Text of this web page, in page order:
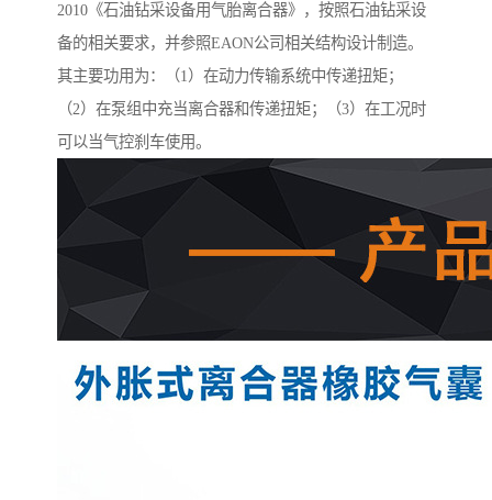
2010《石油钻采设备用气胎离合器》，按照石油钻采设
备的相关要求，并参照EAON公司相关结构设计制造。
其主要功用为：（1）在动力传输系统中传递扭矩；
（2）在泵组中充当离合器和传递扭矩；（3）在工况时
可以当气控刹车使用。